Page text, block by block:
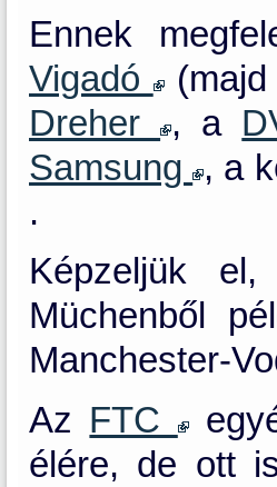
Ennek
Vigadó
(majd
Dreher , a
Samsung , a
.
Képzeljük
Müchenből
Manchester-
Az FTC
élére, de ott